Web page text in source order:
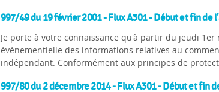
997/49 du 19 février 2001 - Flux A301 - Début et fin
Je porte à votre connaissance qu'à partir du jeudi
événementielle des informations relatives au
indépendant. Conformément aux principes de
997/80 du 2 décembre 2014 - Flux A301 - Début et fin